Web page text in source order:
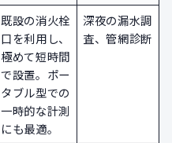
既設の消火栓
口を利用し、
極めて短時間
で設置。ポー
タブル型での
一時的な計測
にも最適。
深夜の漏水調
査、管網診断